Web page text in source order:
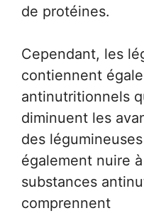
de protéines.
Cependant, les
contiennent
antinutritionnels
diminuent les
des
également nuire
substances
comprennent